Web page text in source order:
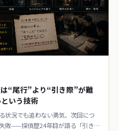
“尾行”より“引き際”が難
いう技術
状況でも追わない勇気、次回につ
敗——探偵歴24年目が語る「引き